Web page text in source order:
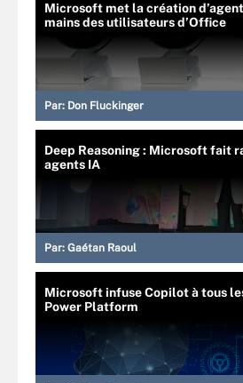
Microsoft met la création
mains des utilisateurs d’Office
Par: Don Fluckinger
Deep Reasoning : Microsoft fait
agents IA
Par: Gaétan Raoul
Microsoft infuse Copilot à tous
Power Platform